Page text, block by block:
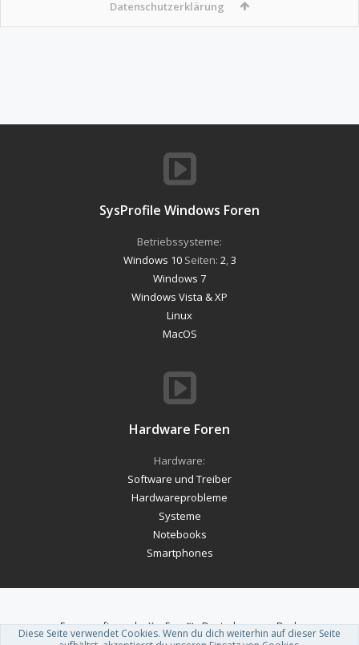
Datenschutzerklärung
SysProfile Windows Foren
Betriebssysteme:
Windows 10Seiten: 2 3
Windows 7
Windows Vista & XP
Linux
MacOS
Hardware Foren
Hardware:
Software und Treiber
Hardwareprobleme
Systeme
Notebooks
Smartphones
Forum software by XenForo™-Deutsch von xenDach
Theme designed byThemeHouse .
Diese Seite verwendet Cookies. Wenn du dich weiterhin auf dieser Seite